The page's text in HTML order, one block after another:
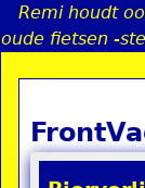
Remi houdt
oude fietsen -